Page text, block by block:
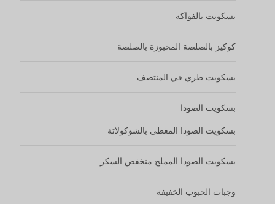
بسكويت الذرة
لفائف البيض
ألواح الحبوب بالمكسرات
مقرمشات الأرز
حقيبة الوجبة باغيت
خبز ميلبا توست